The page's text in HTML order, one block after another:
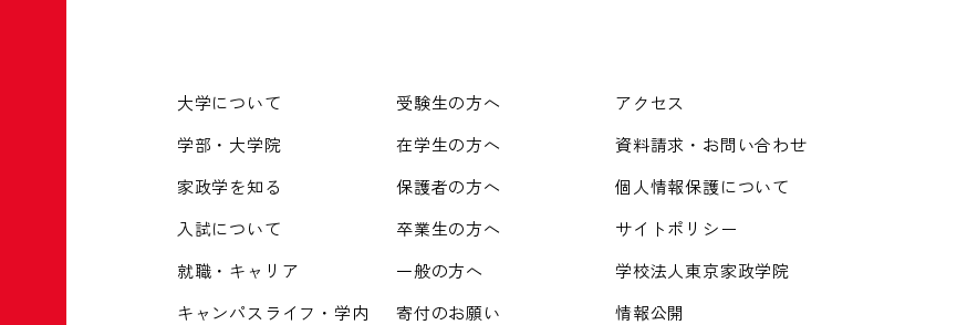
大学について
学部・大学院
家政学を知る
入試について
就職・キャリア
キャンパスライフ・学内
受験生の方へ
在学生の方へ
保護者の方へ
卒業生の方へ
一般の方へ
寄付のお願い
アクセス
資料請求・お問い合わせ
個人情報保護について
サイトポリシー
学校法人東京家政学院
情報公開